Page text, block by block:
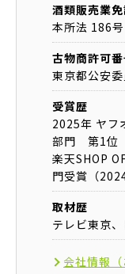
酒類販売業免
本所法 186号
古物商許可番
東京都公安
受賞歴
2025年 ヤフ
部門 第1位
楽天SHOP
門受賞（
取材歴
テレビ東京
会社情報（